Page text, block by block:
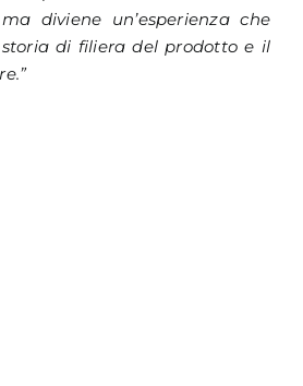
diviene un’esperienza che
di filiera del prodotto e il